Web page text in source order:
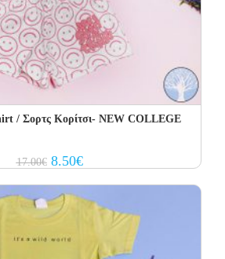
/ Σορτς Κορίτσι- NEW COLLEGE
17.00€ Original
price
17.00€.
8.50€Current
price